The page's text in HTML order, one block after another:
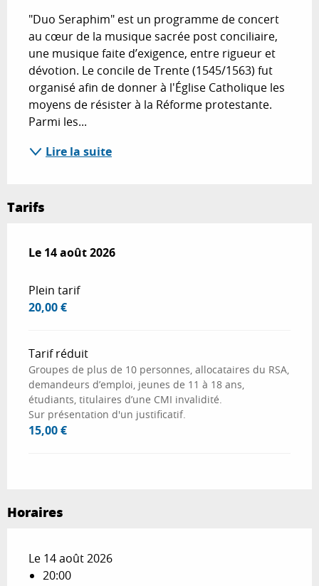
"Duo Seraphim" est un programme de concert
au cœur de la musique sacrée post conciliaire,
une musique faite d’exigence, entre rigueur et
dévotion. Le concile de Trente (1545/1563) fut
organisé afin de donner à l'Église Catholique les
moyens de résister à la Réforme protestante.
Parmi les...
Lire la suite
Tarifs
Le 14 août 2026
Le 14 août 2026
Plein tarif
20,00 €
Tarif réduit
Groupes de plus de 10 personnes, allocataires du RSA,
demandeurs d’emploi, jeunes de 11 à 18 ans,
étudiants, titulaires d’une CMI invalidité.
Sur présentation d'un justificatif.
15,00 €
Horaires
Le 14 août 2026
20:00